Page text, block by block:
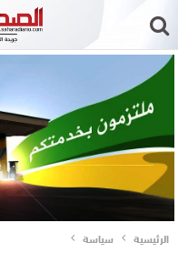
الرئيسية سياسة